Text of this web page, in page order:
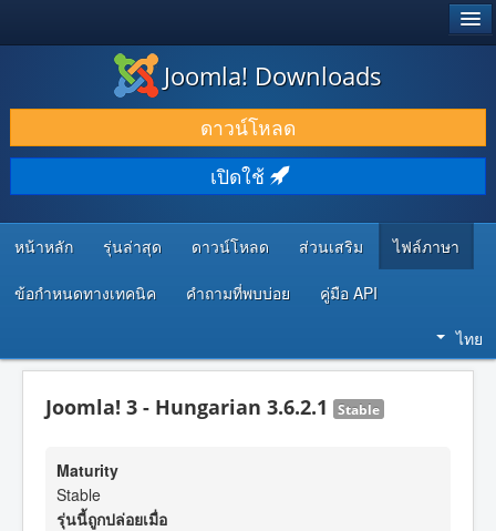
ดาวน์โหลด & ส่วนเสริม
ค้นคว้า & เรียนรู้
ชุมชน & สนับสนุน
ทรัพยากรสำหรับนักพัฒนา
Joomla! Downloads
ดาวน์โหลด
เปิดใช้
หน้าหลัก รุ่นล่าสุด ดาวน์โหลด ส่วนเสริม ไฟล์ภาษา
ข้อกำหนดทางเทคนิค คำถามที่พบบ่อย คู่มือ API
ไทย
Joomla! 3 - Hungarian 3.6.2.1 Stable
Maturity
Stable
รุ่นนี้ถูกปล่อยเมื่อ